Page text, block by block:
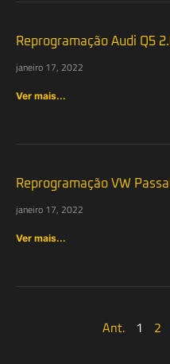
Reprogramação Audi Q5
janeiro 17, 2022
Ver mais...
Reprogramação VW
janeiro 17, 2022
Ver mais...
Ant. 1 2